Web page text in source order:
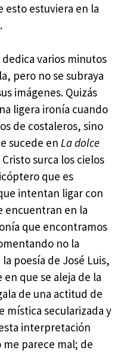
esto estuviera en la
varios minutos
pero no se subraya
imágenes. Quizás
ligera ironía cuando
de costaleros, sino
sucede enLa dolce
surca los cielos
que es
intentan ligar con
encuentran en la
que encontramos
no la
poesía de José Luis,
que se aleja de la
de una actitud de
mística secularizada y
interpretación
me parece mal; de